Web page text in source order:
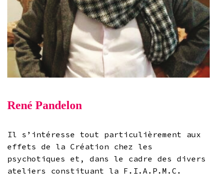
René Pandelon
Il s’intéresse tout particulièrement aux
effets de la Création chez les
psychotiques et, dans le cadre des divers
ateliers constituant la F.I.A.P.M.C.